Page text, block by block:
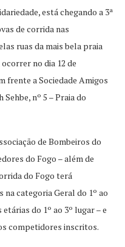
está chegando a 3ª
de corrida nas
ruas da mais bela praia
no dia 12 de
frente a Sociedade Amigos
nº 5 – Praia do
de Bombeiros do
do Fogo – além de
do Fogo terá
categoria Geral do 1º ao
do 1º ao 3º lugar – e
competidores inscritos.